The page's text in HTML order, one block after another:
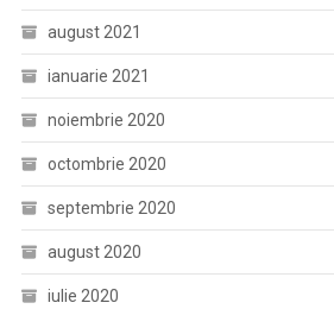
august 2021
ianuarie 2021
noiembrie 2020
octombrie 2020
septembrie 2020
august 2020
iulie 2020